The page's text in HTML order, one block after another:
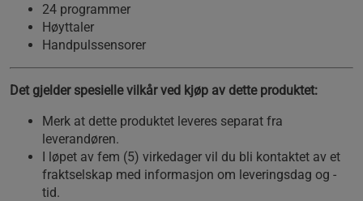
24 programmer
Høyttaler
Handpulssensorer
Det gjelder spesielle vilkår ved kjøp av dette produktet:
Merk at dette produktet leveres separat fra
leverandøren.
I løpet av fem (5) virkedager vil du bli kontaktet av et
fraktselskap med informasjon om leveringsdag og -
tid.